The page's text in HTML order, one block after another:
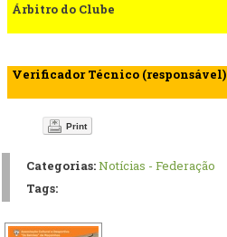
Árbitro do Clube
Verificador Técnico (responsável)
Print
Categorias:Notícias - Federação
Tags: